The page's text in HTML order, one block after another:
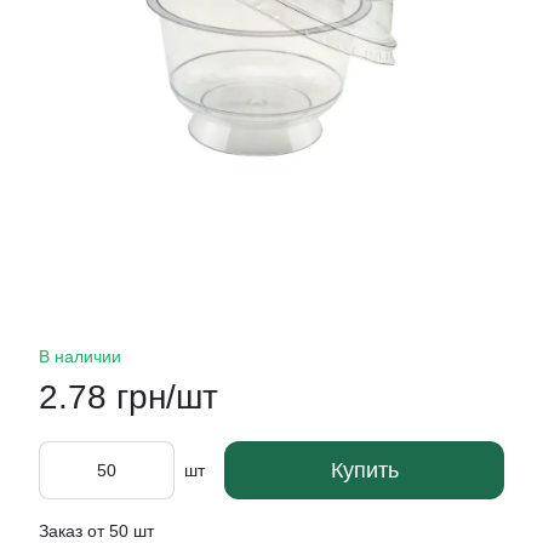
В наличии
2.78 грн/шт
шт Купить
Заказ от 50 шт